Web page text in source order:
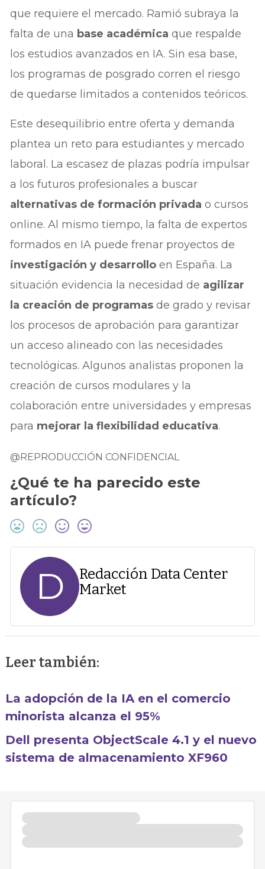
que requiere el mercado. Ramió subraya la
falta de una base académica que respalde
los estudios avanzados en IA. Sin esa base,
los programas de posgrado corren el riesgo
de quedarse limitados a contenidos teóricos.
Este desequilibrio entre oferta y demanda
plantea un reto para estudiantes y mercado
laboral. La escasez de plazas podría impulsar
a los futuros profesionales a buscar
alternativas de formación privada o cursos
online. Al mismo tiempo, la falta de expertos
formados en IA puede frenar proyectos de
investigación y desarrollo en España. La
situación evidencia la necesidad de agilizar
la creación de programas de grado y revisar
los procesos de aprobación para garantizar
un acceso alineado con las necesidades
tecnológicas. Algunos analistas proponen la
creación de cursos modulares y la
colaboración entre universidades y empresas
para mejorar la flexibilidad educativa.
@REPRODUCCIÓN CONFIDENCIAL
¿Qué te ha parecido este
artículo?
D
Redacción Data Center
Market
Leer también:
La adopción de la IA en el comercio
minorista alcanza el 95%
Dell presenta ObjectScale 4.1 y el nuevo
sistema de almacenamiento XF960